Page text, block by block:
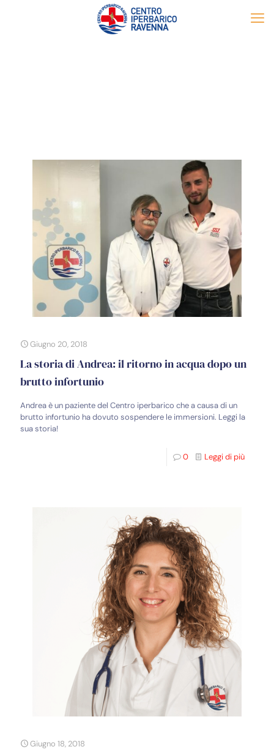
Giugno 20, 2018
La storia di Andrea: il ritorno in acqua dopo un
brutto infortunio
Andrea è un paziente del Centro iperbarico che a causa di un
brutto infortunio ha dovuto sospendere le immersioni. Leggi la
sua storia!
0 Leggi di più
Giugno 18, 2018